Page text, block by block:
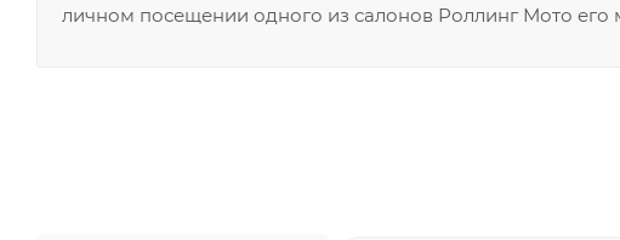
личном посещении одного из салонов Роллинг Мото